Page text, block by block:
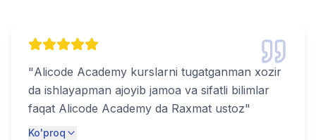
"Alicode Academy kurslarni tugatganman xozir
da ishlayapman ajoyib jamoa va sifatli bilimlar
faqat Alicode Academy da Raxmat ustoz"
Ko'proq